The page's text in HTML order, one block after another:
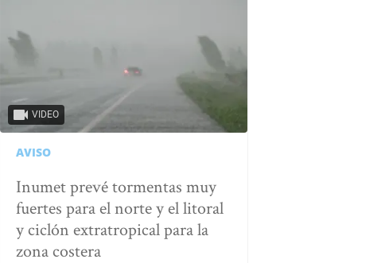
VIDEO
AVISO
Inumet prevé tormentas muy
fuertes para el norte y el litoral
y ciclón extratropical para la
zona costera